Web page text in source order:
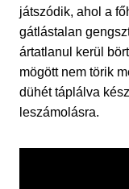
játszódik, ahol a
gátlástalan
ártatlanul kerül
mögött nem törik
dühét táplálva
leszámolásra.